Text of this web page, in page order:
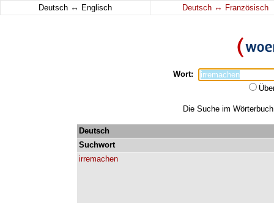
Deutsch ↔ Englisch Deutsch ↔ Französisch
Wort:
Die Suche im
Deutsch
Suchwort
irremachen